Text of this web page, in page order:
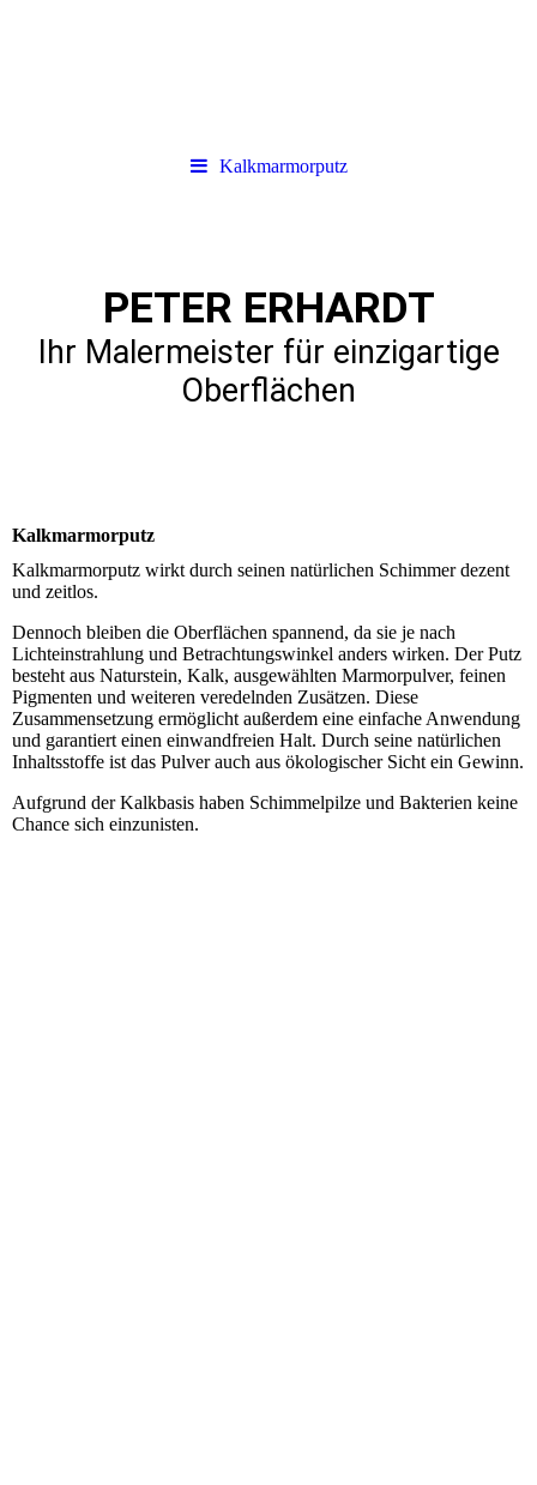
Kalkmarmorputz
PETER ERHARDT
Ihr Malermeister für einzigartige
Oberflächen
Kalkmarmorputz
Kalkmarmorputz wirkt durch seinen natürlichen Schimmer dezent
und zeitlos.
Dennoch bleiben die Oberflächen spannend, da sie je nach
Lichteinstrahlung und Betrachtungswinkel anders wirken. Der Putz
besteht aus Naturstein, Kalk, ausgewählten Marmorpulver, feinen
Pigmenten und weiteren veredelnden Zusätzen. Diese
Zusammensetzung ermöglicht außerdem eine einfache Anwendung
und garantiert einen einwandfreien Halt. Durch seine natürlichen
Inhaltsstoffe ist das Pulver auch aus ökologischer Sicht ein Gewinn.
Aufgrund der Kalkbasis haben Schimmelpilze und Bakterien keine
Chance sich einzunisten.